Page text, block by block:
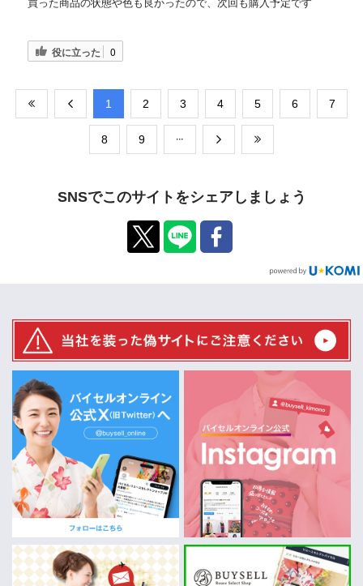
買った商品の状態や色も良かったので、次回も購入予定です
役に立った 0
​1 ​2 ​3 ​4 ​5 ​6 ​7
​8 ​9
SNSでこのサイトをシェアしましょう